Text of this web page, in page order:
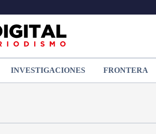
INVESTIGACIONES FRONTERA